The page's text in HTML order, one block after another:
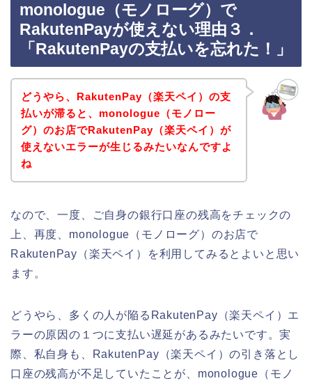
monologue（モノローグ）で
RakutenPayが使えない理由３．
「RakutenPayの支払いを忘れた！」
どうやら、RakutenPay（楽天ペイ）の支
払いが滞ると、monologue（モノロー
グ）のお店でRakutenPay（楽天ペイ）が
使えないエラーが生じるみたいなんですよ
ね
なので、一度、ご自身の銀行口座の残高をチェックの
上、再度、monologue（モノローグ）のお店で
RakutenPay（楽天ペイ）を利用してみるとよいと思い
ます。
どうやら、多くの人が陥るRakutenPay（楽天ペイ）エ
ラーの原因の１つに支払い遅延があるみたいです。実
際、私自身も、RakutenPay（楽天ペイ）の引き落とし
口座の残高が不足していたことが、monologue（モノ